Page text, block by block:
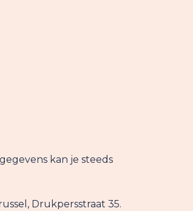
kan je steeds
Drukpersstraat 35.